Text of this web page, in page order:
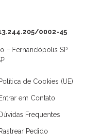
0002-45
– Fernandópolis SP
Política de Cookies (UE)
Entrar em Contato
Dúvidas Frequentes
Rastrear Pedido